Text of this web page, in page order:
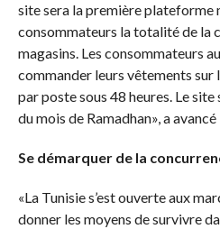
site sera la première plateforme
consommateurs la totalité de la
magasins. Les consommateurs
commander leurs vêtements sur
par poste sous 48 heures. Le site
du mois de Ramadhan», a
Se démarquer de la
«La Tunisie s’est ouverte aux
donner les moyens de survivre